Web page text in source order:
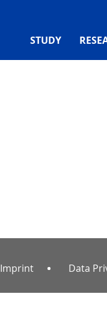
STUDY
Imprint Data